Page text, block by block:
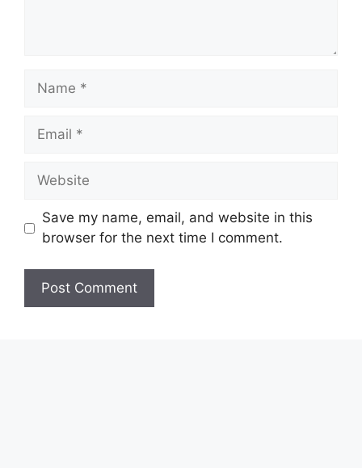
Name
Email
Website
Save my name, email, and website in this
browser for the next time I comment.